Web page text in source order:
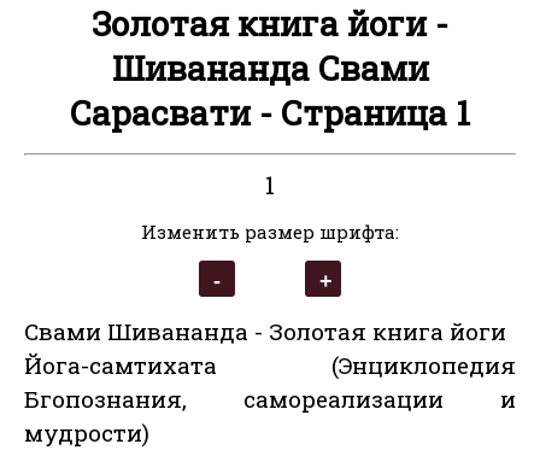
Золотая книга йоги -
Шивананда Свами
Сарасвати - Страница 1
1
Изменить размер шрифта:
Свами Шивананда - Золотая книга йоги
Йога-самтихата (Энциклопедия
Бгопознания, самореализации и
мудрости)